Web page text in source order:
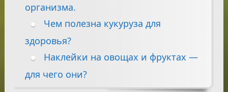
организма.
Чем полезна кукуруза для
здоровья?
Наклейки на овощах и фруктах —
для чего они?